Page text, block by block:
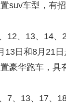
suv车型，有招
12、13、14、
13日和8月21
豪华跑车，具
7、13、17、